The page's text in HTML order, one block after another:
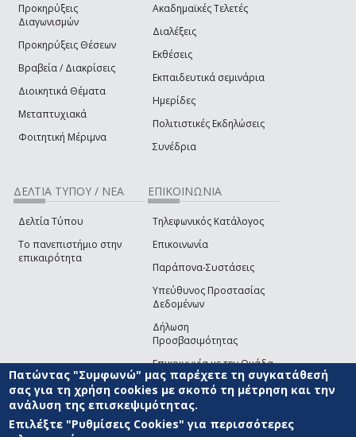
Προκηρύξεις
Διαγωνισμών
Προκηρύξεις Θέσεων
Βραβεία / Διακρίσεις
Διοικητικά Θέματα
Μεταπτυχιακά
Φοιτητική Μέριμνα
Ακαδημαϊκές Τελετές
Διαλέξεις
Εκθέσεις
Εκπαιδευτικά σεμινάρια
Ημερίδες
Πολιτιστικές Εκδηλώσεις
Συνέδρια
ΔΕΛΤΙΑ ΤΥΠΟΥ / ΝΕΑ
Δελτία Τύπου
Το πανεπιστήμιο στην
επικαιρότητα
ΕΠΙΚΟΙΝΩΝΙΑ
Τηλεφωνικός Κατάλογος
Επικοινωνία
Παράπονα-Συστάσεις
Υπεύθυνος Προστασίας
Δεδομένων
Δήλωση
Προσβασιμότητας
Επικοινωνία με την Ομάδα
Ανάπτυξης του site(link sends e-mail)
© ΠΑΝΕΠΙΣΤΗΜΙΟ ΑΙΓΑΙΟΥ ΟΡΟΙ ΧΡΗΣΗΣ
ΑΝΑΠΤΥΞΗΣ
Πατώντας "Συμφωνώ" μας παρέχετε τη συγκατάθεσή
σας για τη χρήση cookies με σκοπό τη μέτρηση και την
ανάλυση της επισκεψιμότητας.
Επιλέξτε "Ρυθμίσεις Cookies" για περισσότερες